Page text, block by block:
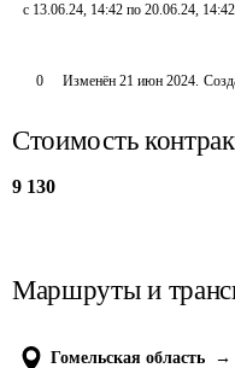
с 13.06.24, 14:42 по 20.06.24, 14:42
0 Изменён 21 июн 2024.
Стоимость
9 130
Маршруты и
Гомельская область
→